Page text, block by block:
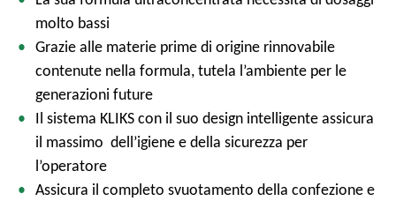
molto bassi
Grazie alle materie prime di origine rinnovabile
contenute nella formula, tutela l’ambiente per le
generazioni future
Il sistema KLIKS con il suo design intelligente assicura
il massimo dell’igiene e della sicurezza per
l’operatore
Assicura il completo svuotamento della confezione e